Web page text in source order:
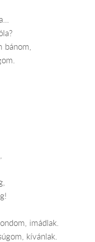
bánom,
imádlak.
kívánlak.